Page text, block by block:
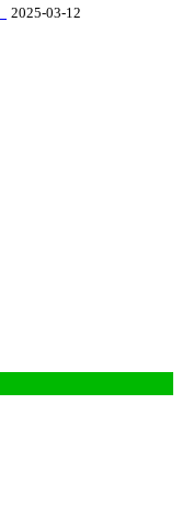
2025-03-12